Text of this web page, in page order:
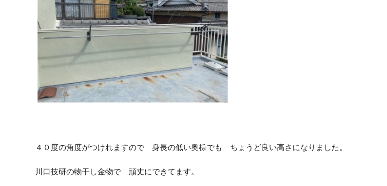
４０度の角度がつけれますので 身長の低い奥様でも ちょうど良い高さになりました。
川口技研の物干し金物で 頑丈にできてます。